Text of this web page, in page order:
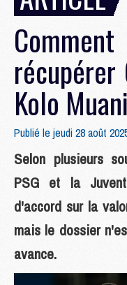
Kolo Muani
Publié le jeudi 28 août
Selon plusieurs
PSG et la
d'accord sur la
mais le dossier
avance.